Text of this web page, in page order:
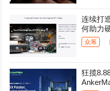
连续打
何助力
众筹
狂揽